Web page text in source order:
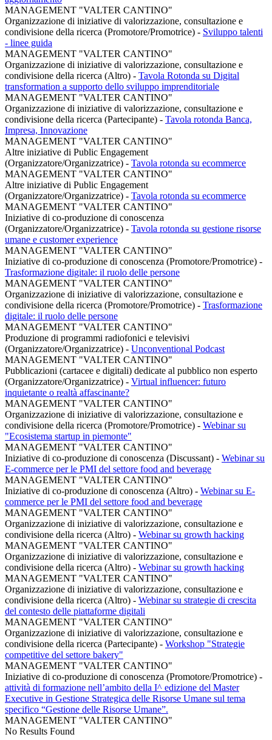
MANAGEMENT "VALTER CANTINO"
Organizzazione di iniziative di valorizzazione, consultazione e
condivisione della ricerca (Promotore/Promotrice) - Sviluppo talenti
- linee guida
MANAGEMENT "VALTER CANTINO"
Organizzazione di iniziative di valorizzazione, consultazione e
condivisione della ricerca (Altro) - Tavola Rotonda su Digital
transformation a supporto dello sviluppo imprenditoriale
MANAGEMENT "VALTER CANTINO"
Organizzazione di iniziative di valorizzazione, consultazione e
condivisione della ricerca (Partecipante) - Tavola rotonda Banca,
Impresa, Innovazione
MANAGEMENT "VALTER CANTINO"
Altre iniziative di Public Engagement
(Organizzatore/Organizzatrice) - Tavola rotonda su ecommerce
MANAGEMENT "VALTER CANTINO"
Altre iniziative di Public Engagement
(Organizzatore/Organizzatrice) - Tavola rotonda su ecommerce
MANAGEMENT "VALTER CANTINO"
Iniziative di co-produzione di conoscenza
(Organizzatore/Organizzatrice) - Tavola rotonda su gestione risorse
umane e customer experience
MANAGEMENT "VALTER CANTINO"
Iniziative di co-produzione di conoscenza (Promotore/Promotrice) -
Trasformazione digitale: il ruolo delle persone
MANAGEMENT "VALTER CANTINO"
Organizzazione di iniziative di valorizzazione, consultazione e
condivisione della ricerca (Promotore/Promotrice) - Trasformazione
digitale: il ruolo delle persone
MANAGEMENT "VALTER CANTINO"
Produzione di programmi radiofonici e televisivi
(Organizzatore/Organizzatrice) - Unconventional Podcast
MANAGEMENT "VALTER CANTINO"
Pubblicazioni (cartacee e digitali) dedicate al pubblico non esperto
(Organizzatore/Organizzatrice) - Virtual influencer: futuro
inquietante o realtà affascinante?
MANAGEMENT "VALTER CANTINO"
Organizzazione di iniziative di valorizzazione, consultazione e
condivisione della ricerca (Promotore/Promotrice) - Webinar su
"Ecosistema startup in piemonte"
MANAGEMENT "VALTER CANTINO"
Iniziative di co-produzione di conoscenza (Discussant) - Webinar su
E-commerce per le PMI del settore food and beverage
MANAGEMENT "VALTER CANTINO"
Iniziative di co-produzione di conoscenza (Altro) - Webinar su E-
commerce per le PMI del settore food and beverage
MANAGEMENT "VALTER CANTINO"
Organizzazione di iniziative di valorizzazione, consultazione e
condivisione della ricerca (Altro) - Webinar su growth hacking
MANAGEMENT "VALTER CANTINO"
Organizzazione di iniziative di valorizzazione, consultazione e
condivisione della ricerca (Altro) - Webinar su growth hacking
MANAGEMENT "VALTER CANTINO"
Organizzazione di iniziative di valorizzazione, consultazione e
condivisione della ricerca (Altro) - Webinar su strategie di crescita
del contesto delle piattaforme digitali
MANAGEMENT "VALTER CANTINO"
Organizzazione di iniziative di valorizzazione, consultazione e
condivisione della ricerca (Partecipante) - Workshop "Strategie
competitive del settore bakery"
MANAGEMENT "VALTER CANTINO"
Iniziative di co-produzione di conoscenza (Promotore/Promotrice) -
attività di formazione nell’ambito della I^ edizione del Master
Executive in Gestione Strategica delle Risorse Umane sul tema
specifico “Gestione delle Risorse Umane”.
MANAGEMENT "VALTER CANTINO"
No Results Found